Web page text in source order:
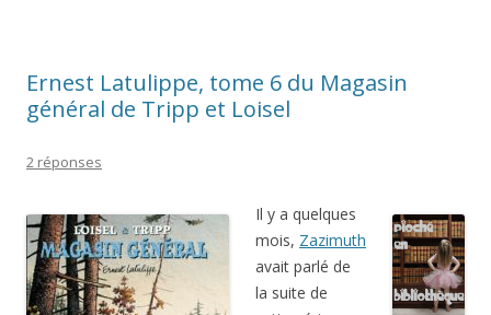
Ernest Latulippe, tome 6 du Magasin
général de Tripp et Loisel
2 réponses
Il y a quelques
mois, Zazimuth
avait parlé de
la suite de